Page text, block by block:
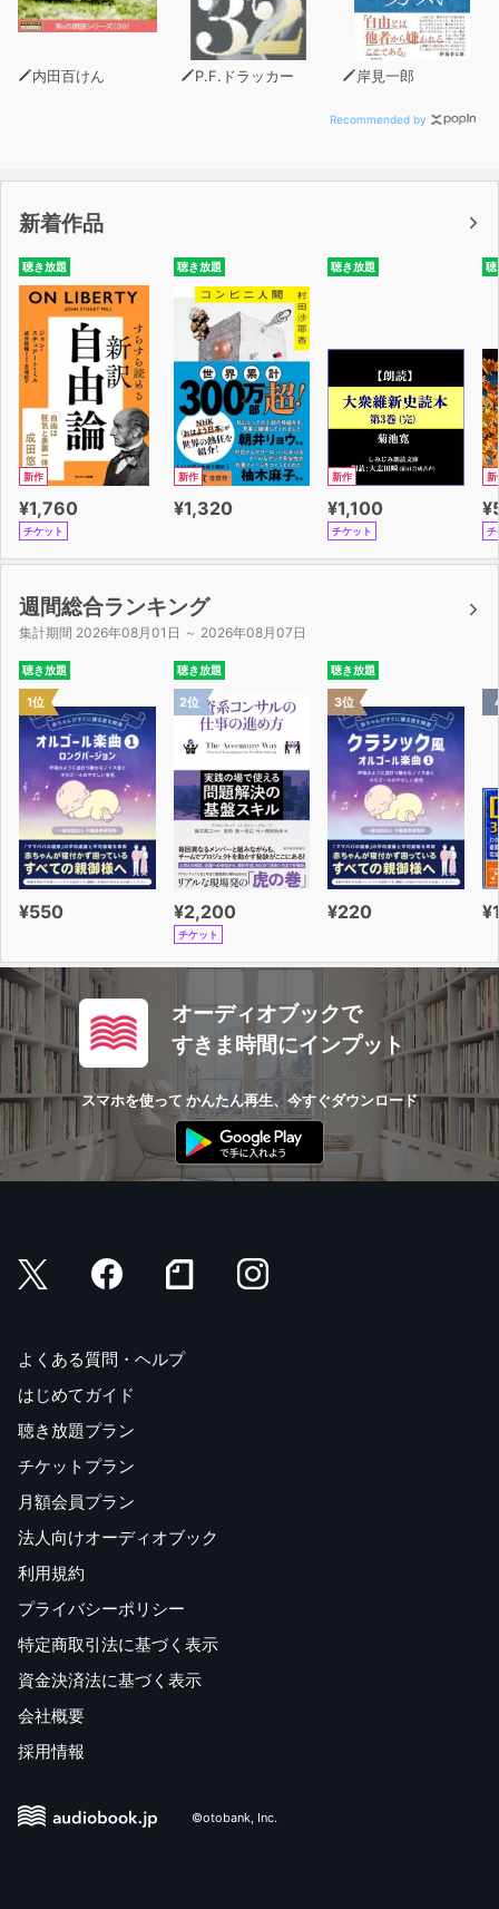
はじめに
序章 嘘が多く、感情が幼く、性格が悪い
コミュニケーションについて誰もが抱く3つの勘違い
ボディランゲージは原因ではなく結果の産物
ルックスの魅力は長く保たない
私たちは数秒で相手の魅力をジャッジする
人類ほど平気で仲間を騙す生物はいない
嘘が多く、感情が幼く、性格が悪い
魅力度テスト
第1章 嘘が多い
素の自分を出せない人が嫌われる理由と、それにまつわる
▼マスターワーク 素の自分を表現する【メタトー
ク】
対人トラブルでメタトークを応用する
前もってメタトークを準備しておく
対人トラブルが起きやすい定番の状況、およびメタトーク
の基本例文
状況 １自分と相手との会話に何か違和感があるが、それ
が何なのかはわからない
状況２ 相手に対して「優越感」または「劣等感」を感じ
ている
状況３ 相手が会話のなかで何を求めているのかがわから
ない
状況４ 自分が会話に求めるものと、相手の求めるものが
状況５ 何かに気を取られて会話に集中できない
状況６ 相手の無礼に怒りや不満を感じている
状況７ 相手に本音を出すのが怖い
状況８ 相手の考えが理解できない
状況９ 会話に退屈している
状況10 相手が過度な自己卑下をする
状況11 相手が無愛想、または無口
状況12 相手が視線を合わせない
状況16 相手がこちらの考えを決めつけてくる
ステップ１ 適切な相手を選ぶ
弱みを探り出す28問
▼オプションワーク 2 不快な相手に有効な【境界線プラ
ンニング】
ステップ２ 境界線を越えられたときの感情的な反応を考
える
ステップ３ 境界線プランを作成する
▼オプションワーク３ 自分の欲求を知る【ニーズ目
録】
ステップ１ ニーズ目録のチェック
・身体的健康のニーズ
・感覚のニーズ
・平和のニーズ
・自律のニーズ
内田百けん P.F.ドラッカー 岸見一郎
Recommended by
新着作品
聴き放題
新作
¥1,760
チケット
聴き放題
新作
¥1,320
聴き放題
新作
¥1,100
チケット
聴
新
チ
週間総合ランキング
集計期間 2026年08月01日 ～ 2026年08月07日
聴き放題
1位
¥550
聴き放題
2位
¥2,200
チケット
聴き放題
3位
¥220
オーディオブックで
すきま時間にインプット
スマホを使って かんたん再生、今すぐダウンロード
よくある質問・ヘルプ
はじめてガイド
聴き放題プラン
チケットプラン
月額会員プラン
法人向けオーディオブック
利用規約
プライバシーポリシー
特定商取引法に基づく表示
資金決済法に基づく表示
会社概要
採用情報
©otobank, Inc.